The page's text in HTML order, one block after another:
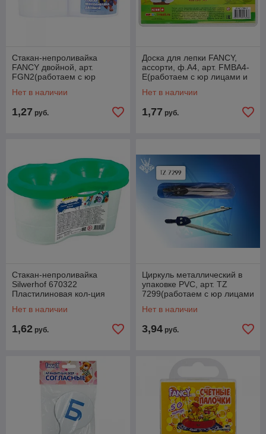
Стакан-непроливайка
FANCY двойной, арт.
FGN2(работаем с юр
Нет в наличии
1,27 руб.
Доска для лепки FANCY,
ассорти, ф.А4, арт. FMBA4-
E(работаем с юр лицами и
Нет в наличии
1,77 руб.
Стакан-непроливайка
Silwerhof 670322
Пластилиновая кол-ция
(работаем с юр лицами и
Нет в наличии
1,62 руб.
Циркуль металлический в
упаковке PVC, арт. TZ
7299(работаем с юр лицами
Нет в наличии
3,94 руб.